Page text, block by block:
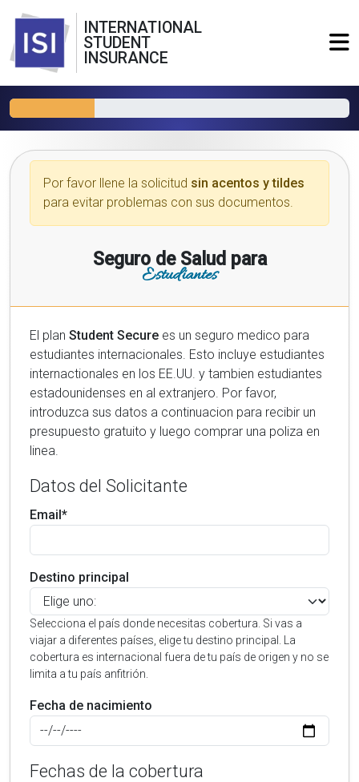
INTERNATIONAL
STUDENT
INSURANCE
Por favor llene la solicitud sin acentos y tildes
para evitar problemas con sus documentos.
Seguro de Salud para
Estudiantes
El plan Student Secure es un seguro medico para
estudiantes internacionales. Esto incluye estudiantes
internactionales en los EE.UU. y tambien estudiantes
estadounidenses en al extranjero. Por favor,
introduzca sus datos a continuacion para recibir un
presupuesto gratuito y luego comprar una poliza en
linea.
Datos del Solicitante
Email*
Destino principal
Selecciona el país donde necesitas cobertura. Si vas a
viajar a diferentes países, elige tu destino principal. La
cobertura es internacional fuera de tu país de origen y no se
limita a tu país anfitrión.
Fecha de nacimiento
Fechas de la cobertura